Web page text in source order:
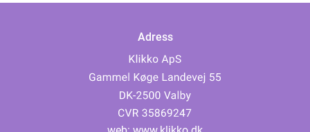
Adress